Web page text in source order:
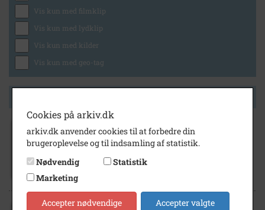
Vis kun med filmklip
Vis kun med lydklip
Vis kun med kilder
Vis kun med geo-tag
2009
Cookies på arkiv.dk
arkiv.dk anvender cookies til at forbedre din
brugeroplevelse og til indsamling af statistik.
Nødvendig
Statistik
Marketing
Accepter nødvendige Accepter valgte